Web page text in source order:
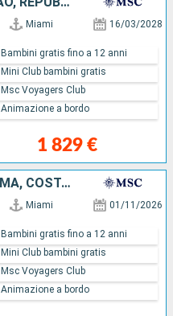
Miami 16/03/2028
1 829 €
Bambini gratis fino a 12 anni
Mini Club bambini gratis
Msc Voyagers Club
Animazione a bordo
GIAMAICA, COLOMBIA, PANAMA, COSTA RICA, HONDURAS, BELIZE, STATI UNITI, SAN CRISTOFORO E NEVIS, SAINT MARTIN, ANTIGUA E BARBUDA, PORTORICO, REPUBBLICA DOMINICANA
Miami 01/11/2026
Bambini gratis fino a 12 anni
Mini Club bambini gratis
Msc Voyagers Club
Animazione a bordo